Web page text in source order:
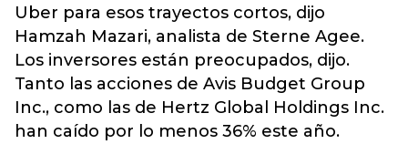
Uber para esos trayectos cortos, dijo
Hamzah Mazari, analista de Sterne Agee.
Los inversores están preocupados, dijo.
Tanto las acciones de Avis Budget Group
Inc., como las de Hertz Global Holdings Inc.
han caído por lo menos 36% este año.